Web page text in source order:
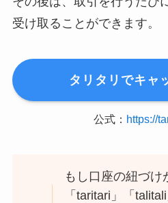
受け取ることができます。
タリタリでキャ
公式： https://
もし口座の紐づけ
「taritari」「